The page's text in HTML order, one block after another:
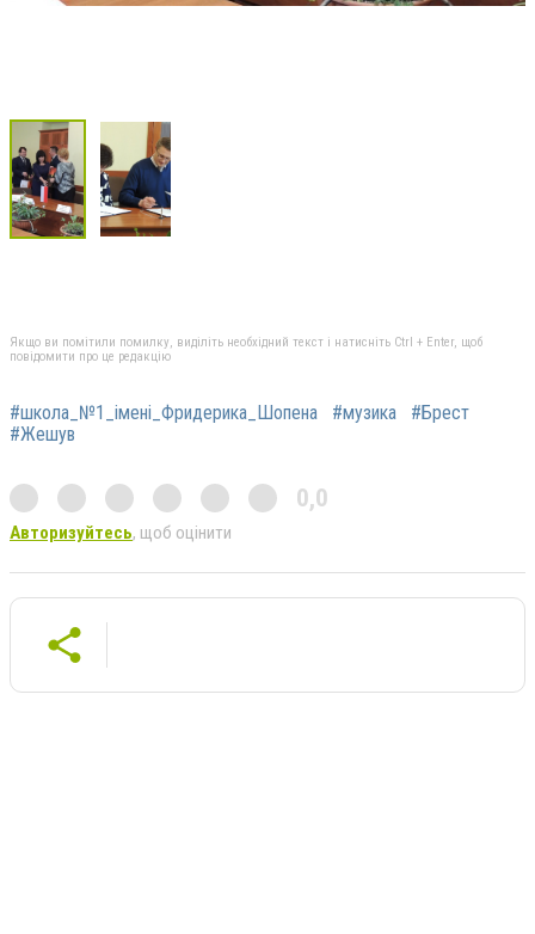
Якщо ви помітили помилку, виділіть необхідний текст і натисніть Ctrl + Enter, щоб
повідомити про це редакцію
#школа_№1_імені_Фридерика_Шопена #музика
#Брест
#Жешув
0,0
Авторизуйтесь, щоб оцінити